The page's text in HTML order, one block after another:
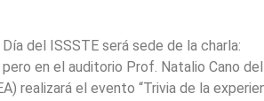
del ISSSTE será sede de la charla:
en el auditorio Prof. Natalio Cano del
realizará el evento “Trivia de la